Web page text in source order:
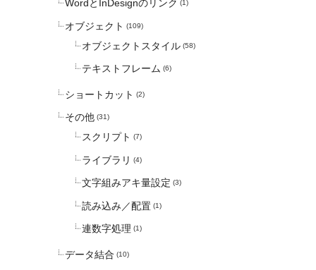
WordとInDesignのリンク (1)
オブジェクト (109)
オブジェクトスタイル (58)
テキストフレーム (6)
ショートカット (2)
その他 (31)
スクリプト (7)
ライブラリ (4)
文字組みアキ量設定 (3)
読み込み／配置 (1)
連数字処理 (1)
データ結合 (10)